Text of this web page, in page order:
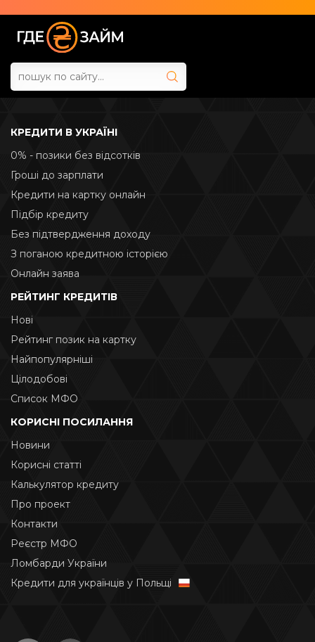
КРЕДИТИ В УКРАЇНІ
0% - позики без відсотків
Гроші до зарплати
Кредити на картку онлайн
Підбір кредиту
Без підтвердження доходу
З поганою кредитною історією
Онлайн заява
РЕЙТИНГ КРЕДИТІВ
Нові
Рейтинг позик на картку
Найпопулярніші
Цілодобові
Список МФО
КОРИСНІ ПОСИЛАННЯ
Новини
Корисні статті
Калькулятор кредиту
Про проект
Контакти
Реєстр МФО
Ломбарди України
Кредити для українців у Польщі